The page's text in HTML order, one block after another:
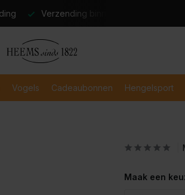
Verzending binnen 2-3 werkdagen
Vogels Cadeaubonnen Hengelsport
Maak een